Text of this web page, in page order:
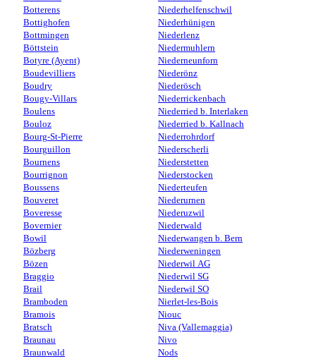
Botterens
Bottighofen
Bottmingen
Böttstein
Botyre (Ayent)
Boudevilliers
Boudry
Bougy-Villars
Boulens
Bouloz
Bourg-St-Pierre
Bourguillon
Bournens
Bourrignon
Boussens
Bouveret
Boveresse
Bovernier
Bowil
Bözberg
Bözen
Braggio
Brail
Bramboden
Bramois
Bratsch
Braunau
Braunwald
Niederhelfenschwil
Niederhünigen
Niederlenz
Niedermuhlern
Niederneunforn
Niederönz
Niederösch
Niederrickenbach
Niederried b. Interlaken
Niederried b. Kallnach
Niederrohrdorf
Niederscherli
Niederstetten
Niederstocken
Niederteufen
Niederurnen
Niederuzwil
Niederwald
Niederwangen b. Bern
Niederweningen
Niederwil AG
Niederwil SG
Niederwil SO
Nierlet-les-Bois
Niouc
Niva (Vallemaggia)
Nivo
Nods